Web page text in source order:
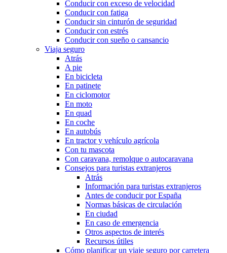
Conducir con exceso de velocidad
Conducir con fatiga
Conducir sin cinturón de seguridad
Conducir con estrés
Conducir con sueño o cansancio
Viaja seguro
Atrás
A pie
En bicicleta
En patinete
En ciclomotor
En moto
En quad
En coche
En autobús
En tractor y vehículo agrícola
Con tu mascota
Con caravana, remolque o autocaravana
Consejos para turistas extranjeros
Atrás
Información para turistas extranjeros
Antes de conducir por España
Normas básicas de circulación
En ciudad
En caso de emergencia
Otros aspectos de interés
Recursos útiles
Cómo planificar un viaje seguro por carretera